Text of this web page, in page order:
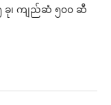
ခု၊ ကျည်ဆံ ၅၀၀ ဆီ